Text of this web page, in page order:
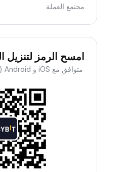
مجتمع العملة
امسح الرمز لتنزيل
متوافق مع iOS و Android (الجوال والأجهزة اللوحية)